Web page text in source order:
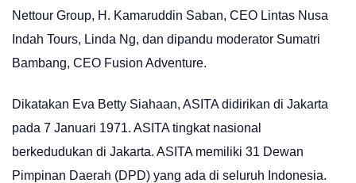
Nettour Group, H. Kamaruddin Saban, CEO Lintas Nusa
Indah Tours, Linda Ng, dan dipandu moderator Sumatri
Bambang, CEO Fusion Adventure.
Dikatakan Eva Betty Siahaan, ASITA didirikan di Jakarta
pada 7 Januari 1971. ASITA tingkat nasional
berkedudukan di Jakarta. ASITA memiliki 31 Dewan
Pimpinan Daerah (DPD) yang ada di seluruh Indonesia.